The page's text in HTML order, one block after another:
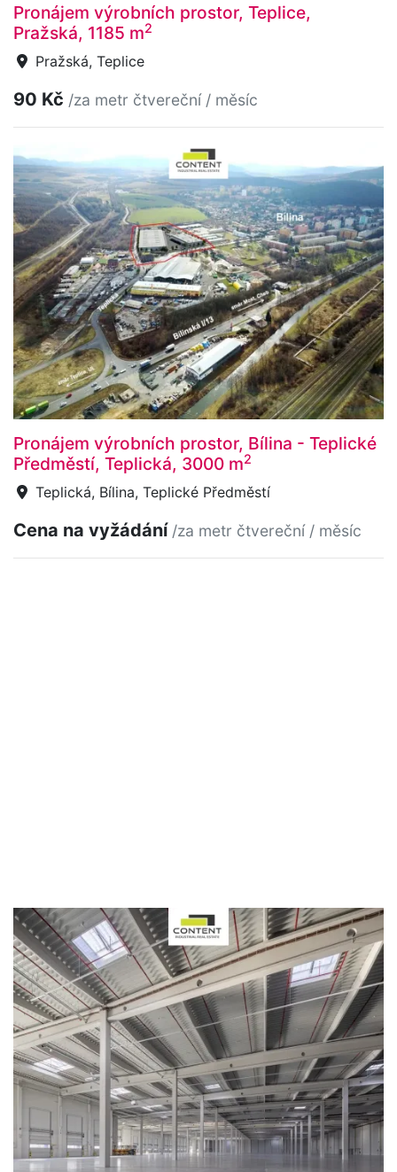
Pronájem výrobních prostor, Teplice,
Pražská, 1185 m2
Pražská, Teplice
90 Kč /za metr čtvereční / měsíc
Pronájem výrobních prostor, Bílina - Teplické
Předměstí, Teplická, 3000 m2
Teplická, Bílina, Teplické Předměstí
Cena na vyžádání /za metr čtvereční / měsíc